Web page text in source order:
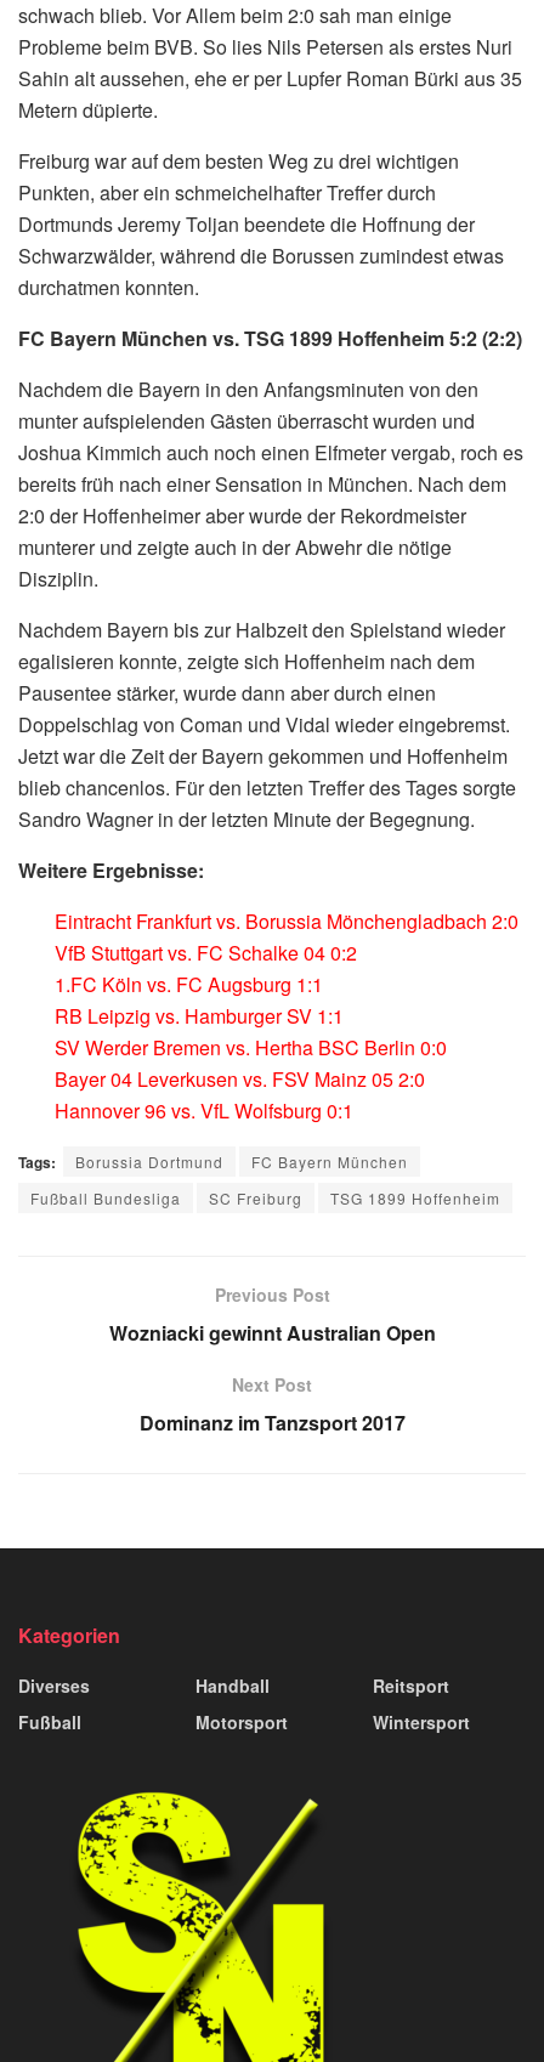
schwach blieb. Vor Allem beim 2:0 sah man einige
Probleme beim BVB. So lies Nils Petersen als erstes Nuri
Sahin alt aussehen, ehe er per Lupfer Roman Bürki aus 35
Metern düpierte.
Freiburg war auf dem besten Weg zu drei wichtigen
Punkten, aber ein schmeichelhafter Treffer durch
Dortmunds Jeremy Toljan beendete die Hoffnung der
Schwarzwälder, während die Borussen zumindest etwas
durchatmen konnten.
FC Bayern München vs. TSG 1899 Hoffenheim 5:2 (2:2)
Nachdem die Bayern in den Anfangsminuten von den
munter aufspielenden Gästen überrascht wurden und
Joshua Kimmich auch noch einen Elfmeter vergab, roch es
bereits früh nach einer Sensation in München. Nach dem
2:0 der Hoffenheimer aber wurde der Rekordmeister
munterer und zeigte auch in der Abwehr die nötige
Disziplin.
Nachdem Bayern bis zur Halbzeit den Spielstand wieder
egalisieren konnte, zeigte sich Hoffenheim nach dem
Pausentee stärker, wurde dann aber durch einen
Doppelschlag von Coman und Vidal wieder eingebremst.
Jetzt war die Zeit der Bayern gekommen und Hoffenheim
blieb chancenlos. Für den letzten Treffer des Tages sorgte
Sandro Wagner in der letzten Minute der Begegnung.
Weitere Ergebnisse:
Eintracht Frankfurt vs. Borussia Mönchengladbach 2:0
VfB Stuttgart vs. FC Schalke 04 0:2
1.FC Köln vs. FC Augsburg 1:1
RB Leipzig vs. Hamburger SV 1:1
SV Werder Bremen vs. Hertha BSC Berlin 0:0
Bayer 04 Leverkusen vs. FSV Mainz 05 2:0
Hannover 96 vs. VfL Wolfsburg 0:1
Tags: Borussia Dortmund
FC Bayern München
Fußball Bundesliga
SC Freiburg TSG 1899 Hoffenheim
Previous Post
Wozniacki gewinnt Australian Open
Next Post
Dominanz im Tanzsport 2017
Kategorien
Diverses
Fußball
Handball
Motorsport
Reitsport
Wintersport